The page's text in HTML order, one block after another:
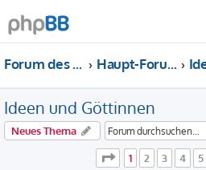
Forum des DS-Club Deutschland e.V. Haupt-Forum
Ideen und Göttinnen
Neues Thema
Seite 1von 402
1 2 3 4 5